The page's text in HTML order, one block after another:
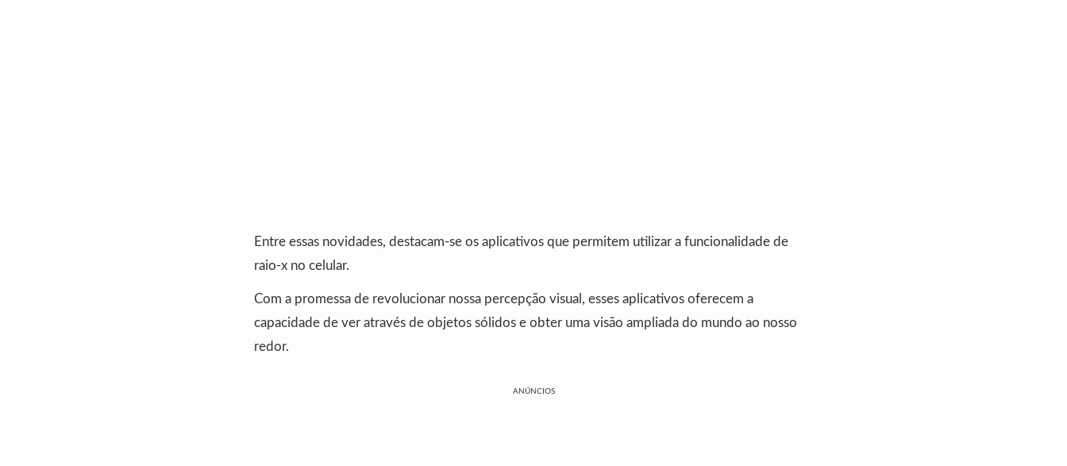
Entre essas novidades, destacam-se os aplicativos que permitem utilizar a funcionalidade de
raio-x no celular.
Com a promessa de revolucionar nossa percepção visual, esses aplicativos oferecem a
capacidade de ver através de objetos sólidos e obter uma visão ampliada do mundo ao nosso
redor.
ANÚNCIOS